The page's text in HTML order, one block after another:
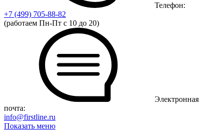
Телефон:
+7 (499) 705-88-82
(работаем Пн-Пт с 10 до 20)
Электронная
почта:
info@firstline.ru
Показать меню